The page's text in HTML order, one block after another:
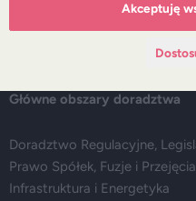
Główne obszary doradztwa
Doradztwo Regulacyjne,
Prawo Spółek, Fuzje i Przejęcia
Infrastruktura i Energetyka
Akceptuję